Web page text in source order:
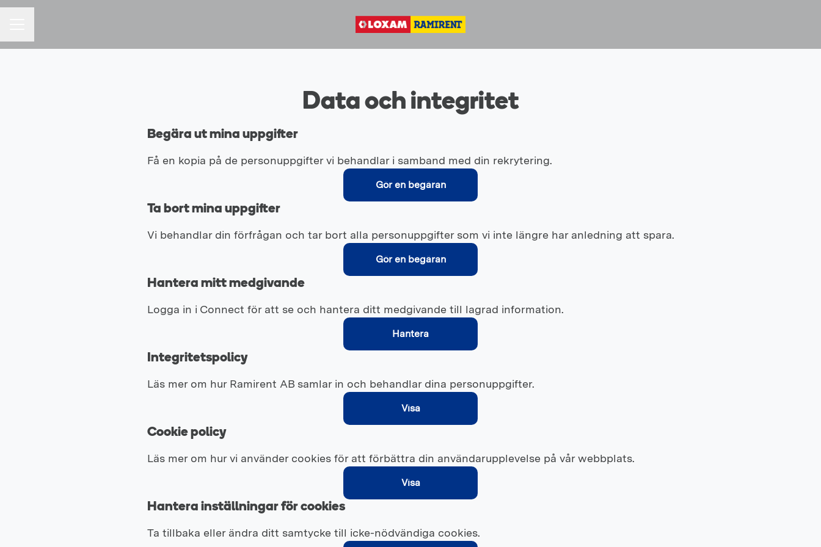
Data och integritet
Begära ut mina uppgifter
Få en kopia på de personuppgifter vi behandlar i samband med din rekrytering.
Gör en begäran
Ta bort mina uppgifter
Vi behandlar din förfrågan och tar bort alla personuppgifter som vi inte längre har anledning att spara.
Gör en begäran
Hantera mitt medgivande
Logga in i Connect för att se och hantera ditt medgivande till lagrad information.
Hantera
Integritetspolicy
Läs mer om hur Ramirent AB samlar in och behandlar dina personuppgifter.
Visa
Cookie policy
Läs mer om hur vi använder cookies för att förbättra din användarupplevelse på vår webbplats.
Visa
Hantera inställningar för cookies
Ta tillbaka eller ändra ditt samtycke till icke-nödvändiga cookies.